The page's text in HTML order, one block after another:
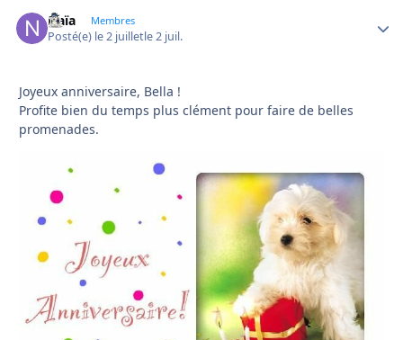
Naïa Membres
Posté(e) le 2 juilletle 2 juil.
Joyeux anniversaire, Bella !
Profite bien du temps plus clément pour faire de belles
promenades.